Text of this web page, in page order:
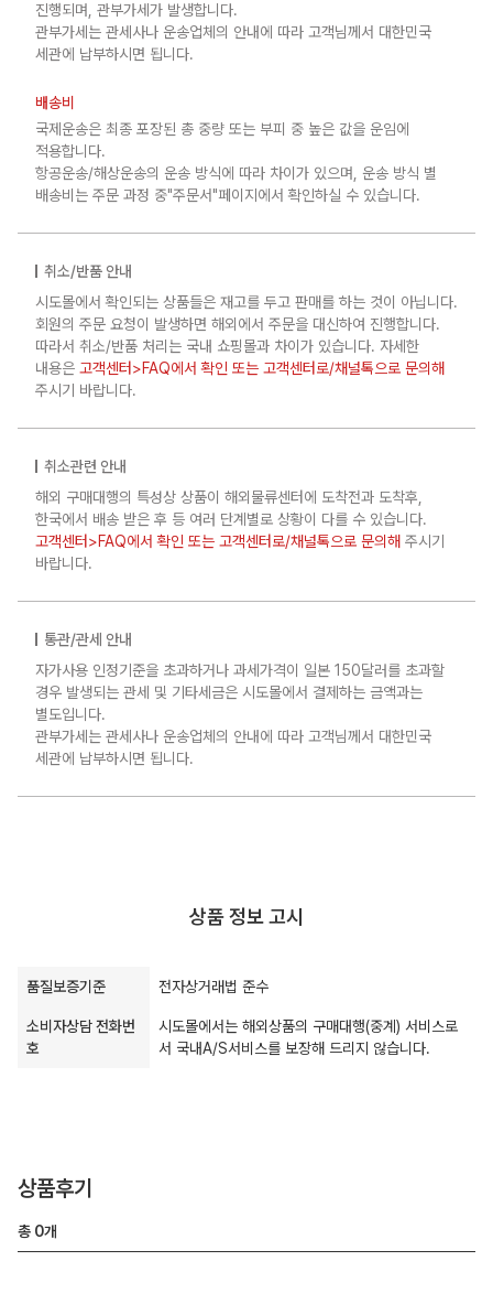
진행되며, 관부가세가 발생합니다.
관부가세는 관세사나 운송업체의 안내에 따라 고객님께서 대한민국
세관에 납부하시면 됩니다.
배송비
국제운송은 최종 포장된 총 중량 또는 부피 중 높은 값을 운임에
적용합니다.
항공운송/해상운송의 운송 방식에 따라 차이가 있으며, 운송 방식 별
배송비는 주문 과정 중"주문서"페이지에서 확인하실 수 있습니다.
취소/반품 안내
시도몰에서 확인되는 상품들은 재고를 두고 판매를 하는 것이 아닙니다.
회원의 주문 요청이 발생하면 해외에서 주문을 대신하여 진행합니다.
따라서 취소/반품 처리는 국내 쇼핑몰과 차이가 있습니다. 자세한
내용은 고객센터>FAQ에서 확인 또는 고객센터로/채널톡으로 문의해
주시기 바랍니다.
취소관련 안내
해외 구매대행의 특성상 상품이 해외물류센터에 도착전과 도착후,
한국에서 배송 받은 후 등 여러 단계별로 상황이 다를 수 있습니다.
고객센터>FAQ에서 확인 또는 고객센터로/채널톡으로 문의해 주시기
바랍니다.
통관/관세 안내
자가사용 인정기준을 초과하거나 과세가격이 일본 150달러를 초과할
경우 발생되는 관세 및 기타세금은 시도몰에서 결제하는 금액과는
별도입니다.
관부가세는 관세사나 운송업체의 안내에 따라 고객님께서 대한민국
세관에 납부하시면 됩니다.
상품 정보 고시
품질보증기준 전자상거래법 준수
소비자상담 전화번
호
시도몰에서는 해외상품의 구매대행(중계) 서비스로
서 국내A/S서비스를 보장해 드리지 않습니다.
상품후기
총 0개